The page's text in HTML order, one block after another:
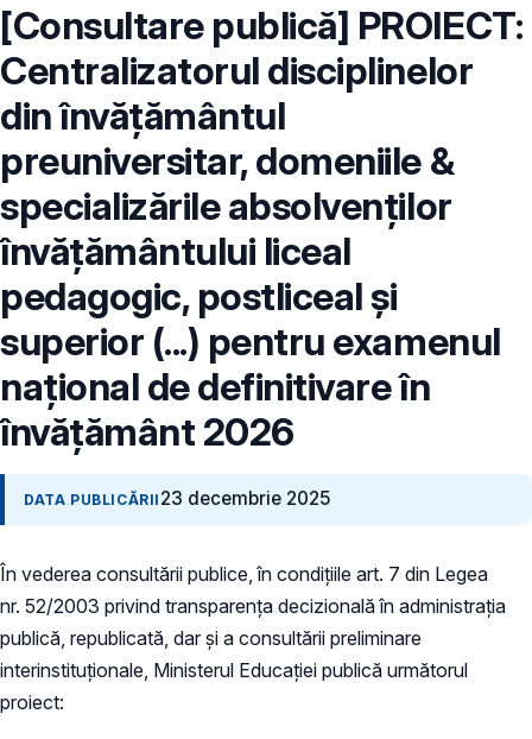
[Consultare publică] PROIECT:
Centralizatorul disciplinelor
din învăţământul
preuniversitar, domeniile &
specializările absolvenţilor
învăţământului liceal
pedagogic, postliceal şi
superior (...) pentru examenul
naţional de definitivare în
învăţământ 2026
DATA PUBLICĂRII 23 decembrie 2025
În vederea consultării publice, în condiţiile art. 7 din Legea
nr. 52/2003 privind transparenţa decizională în administraţia
publică, republicată, dar și a consultării preliminare
interinstituționale, Ministerul Educaţiei publică următorul
proiect: